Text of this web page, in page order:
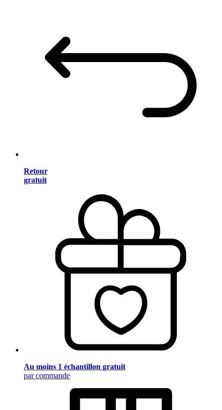
Retour
gratuit
Au moins 1 échantillon gratuit
par commande